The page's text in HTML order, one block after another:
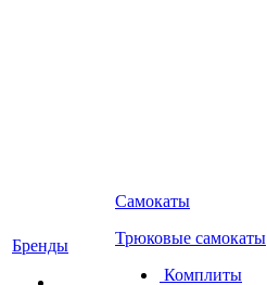
Бренды
Самокаты
Трюковые самокаты
Комплиты